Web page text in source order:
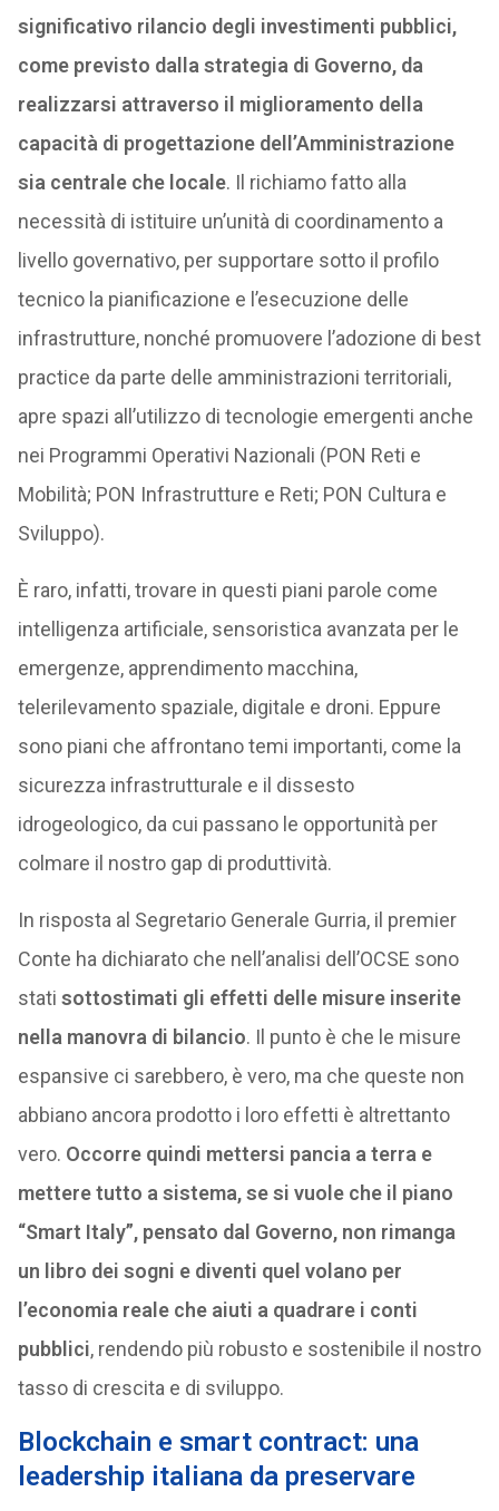
significativo rilancio degli investimenti pubblici,
come previsto dalla strategia di Governo, da
realizzarsi attraverso il miglioramento della
capacità di progettazione dell’Amministrazione
sia centrale che locale. Il richiamo fatto alla
necessità di istituire un’unità di coordinamento a
livello governativo, per supportare sotto il profilo
tecnico la pianificazione e l’esecuzione delle
infrastrutture, nonché promuovere l’adozione di best
practice da parte delle amministrazioni territoriali,
apre spazi all’utilizzo di tecnologie emergenti anche
nei Programmi Operativi Nazionali (PON Reti e
Mobilità; PON Infrastrutture e Reti; PON Cultura e
Sviluppo).
È raro, infatti, trovare in questi piani parole come
intelligenza artificiale, sensoristica avanzata per le
emergenze, apprendimento macchina,
telerilevamento spaziale, digitale e droni. Eppure
sono piani che affrontano temi importanti, come la
sicurezza infrastrutturale e il dissesto
idrogeologico, da cui passano le opportunità per
colmare il nostro gap di produttività.
In risposta al Segretario Generale Gurria, il premier
Conte ha dichiarato che nell’analisi dell’OCSE sono
stati sottostimati gli effetti delle misure inserite
nella manovra di bilancio. Il punto è che le misure
espansive ci sarebbero, è vero, ma che queste non
abbiano ancora prodotto i loro effetti è altrettanto
vero. Occorre quindi mettersi pancia a terra e
mettere tutto a sistema, se si vuole che il piano
“Smart Italy”, pensato dal Governo, non rimanga
un libro dei sogni e diventi quel volano per
l’economia reale che aiuti a quadrare i conti
pubblici, rendendo più robusto e sostenibile il nostro
tasso di crescita e di sviluppo.
Blockchain e smart contract: una
leadership italiana da preservare